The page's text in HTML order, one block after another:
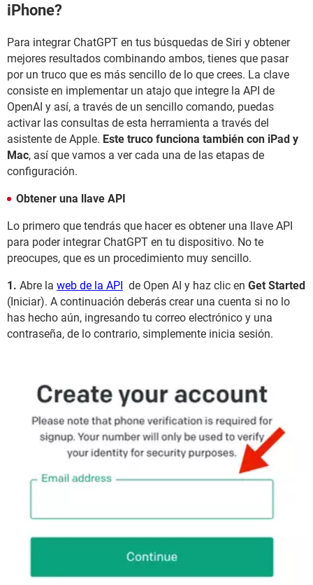
iPhone?
Para integrar ChatGPT en tus búsquedas de Siri y obtener
mejores resultados combinando ambos, tienes que pasar
por un truco que es más sencillo de lo que crees. La clave
consiste en implementar un atajo que integre la API de
OpenAI y así, a través de un sencillo comando, puedas
activar las consultas de esta herramienta a través del
asistente de Apple. Este truco funciona también con iPad y
Mac, así que vamos a ver cada una de las etapas de
configuración.
Obtener una llave API
Lo primero que tendrás que hacer es obtener una llave API
para poder integrar ChatGPT en tu dispositivo. No te
preocupes, que es un procedimiento muy sencillo.
1. Abre la web de la API de Open AI y haz clic en Get Started
(Iniciar). A continuación deberás crear una cuenta si no lo
has hecho aún, ingresando tu correo electrónico y una
contraseña, de lo contrario, simplemente inicia sesión.